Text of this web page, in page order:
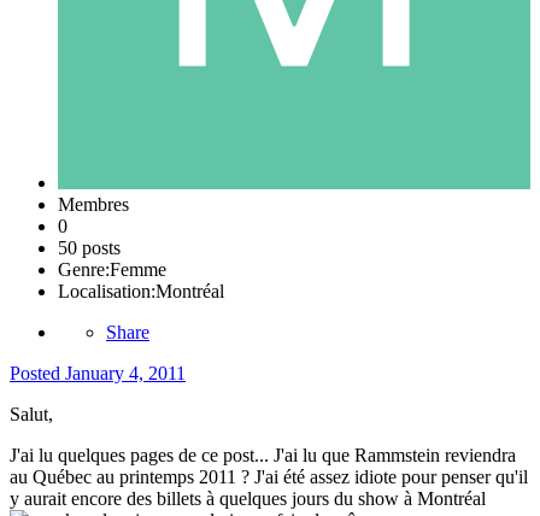
Membres
0
50 posts
Genre:Femme
Localisation:Montréal
Share
Posted January 4, 2011
Salut,
J'ai lu quelques pages de ce post... J'ai lu que Rammstein reviendra
au Québec au printemps 2011 ? J'ai été assez idiote pour penser qu'il
y aurait encore des billets à quelques jours du show à Montréal